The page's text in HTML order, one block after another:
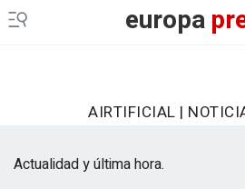
europa
AIRTIFICIAL |
Actualidad y última hora.